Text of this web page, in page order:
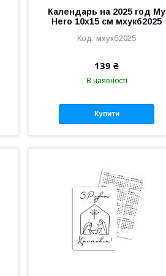
Календарь на 2025 год My
Hero 10х15 см мхукб2025
мхукб2025
139 ₴
В наявності
Купити